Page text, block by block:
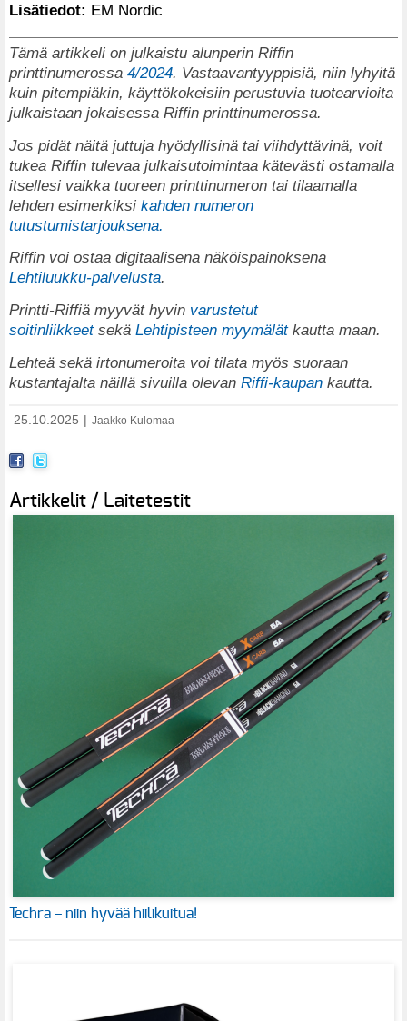
Lisätiedot: EM Nordic
Tämä artikkeli on julkaistu alunperin Riffin
printtinumerossa 4/2024. Vastaavantyyppisiä, niin lyhyitä
kuin pitempiäkin, käyttökokeisiin perustuvia tuotearvioita
julkaistaan jokaisessa Riffin printtinumerossa.
Jos pidät näitä juttuja hyödyllisinä tai viihdyttävinä, voit
tukea Riffin tulevaa julkaisutoimintaa kätevästi ostamalla
itsellesi vaikka tuoreen printtinumeron tai tilaamalla
lehden esimerkiksi kahden numeron
tutustumistarjouksena.
Riffin voi ostaa digitaalisena näköispainoksena
Lehtiluukku-palvelusta.
Printti-Riffiä myyvät hyvin varustetut
soitinliikkeet sekä Lehtipisteen myymälätkautta maan.
Lehteä sekä irtonumeroita voi tilata myös suoraan
kustantajalta näillä sivuilla olevan Riffi-kaupan kautta.
25.10.2025 Jaakko Kulomaa
Artikkelit / Laitetestit
Techra – niin hyvää hiilikuitua!